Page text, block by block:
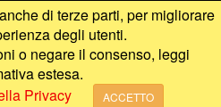
di terze parti, per migliorare
degli utenti.
o negare il consenso, leggi
estesa.
Privacy
ACCETTO